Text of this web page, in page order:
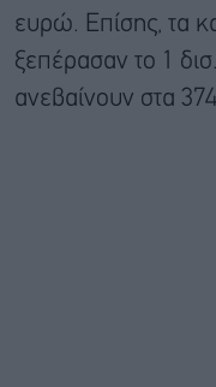
ευρώ. Επίσης, τα
ξεπέρασαν το 1
ανεβαίνουν στα